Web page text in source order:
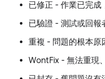
已修正 - 作業已完成
已驗證 - 測試或回報
重複 - 問題的根本原
WontFix - 無法重現